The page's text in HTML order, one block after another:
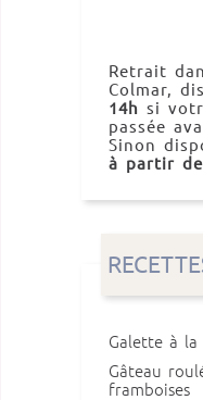
Retrait
Colmar,
14h si
passée
Sinon
à partir
Galette à la
Gâteau
framboises